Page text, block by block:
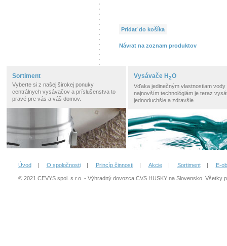
Pridať do košíka
Návrat na zoznam produktov
Sortiment
Vyberte si z našej širokej ponuky
centrálnych vysávačov a príslušenstva to
pravé pre vás a váš domov.
Vysávače H 2O
Vďaka jedinečným vlastnostiam vody
najnovším technológiám je teraz
jednoduchšie a zdravšie.
Úvod| O spoločnosti| Princíp činnosti| Akcie| Sortiment| E-
© 2021 CEVYS spol. s r.o. - Výhradný dovozca CVS HUSKY na Slovensko.